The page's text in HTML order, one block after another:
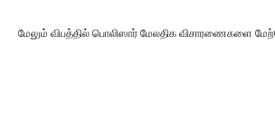
மேலும் விபத்தில் பொலிஸார் மேலதிக விசாரணைகளை